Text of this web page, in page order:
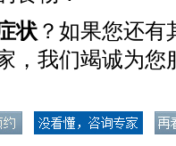
状 ？如果您还
，我们竭诚为您